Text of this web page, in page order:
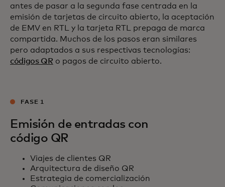
antes de pasar a la segunda fase centrada en la
emisión de tarjetas de circuito abierto, la aceptación
de EMV en RTL y la tarjeta RTL prepaga de marca
compartida. Muchos de los pasos eran similares
pero adaptados a sus respectivas tecnologías:
códigos QR o pagos de circuito abierto.
FASE 1
Emisión de entradas con
código QR
Viajes de clientes QR
Arquitectura de diseño QR
Estrategia de comercialización